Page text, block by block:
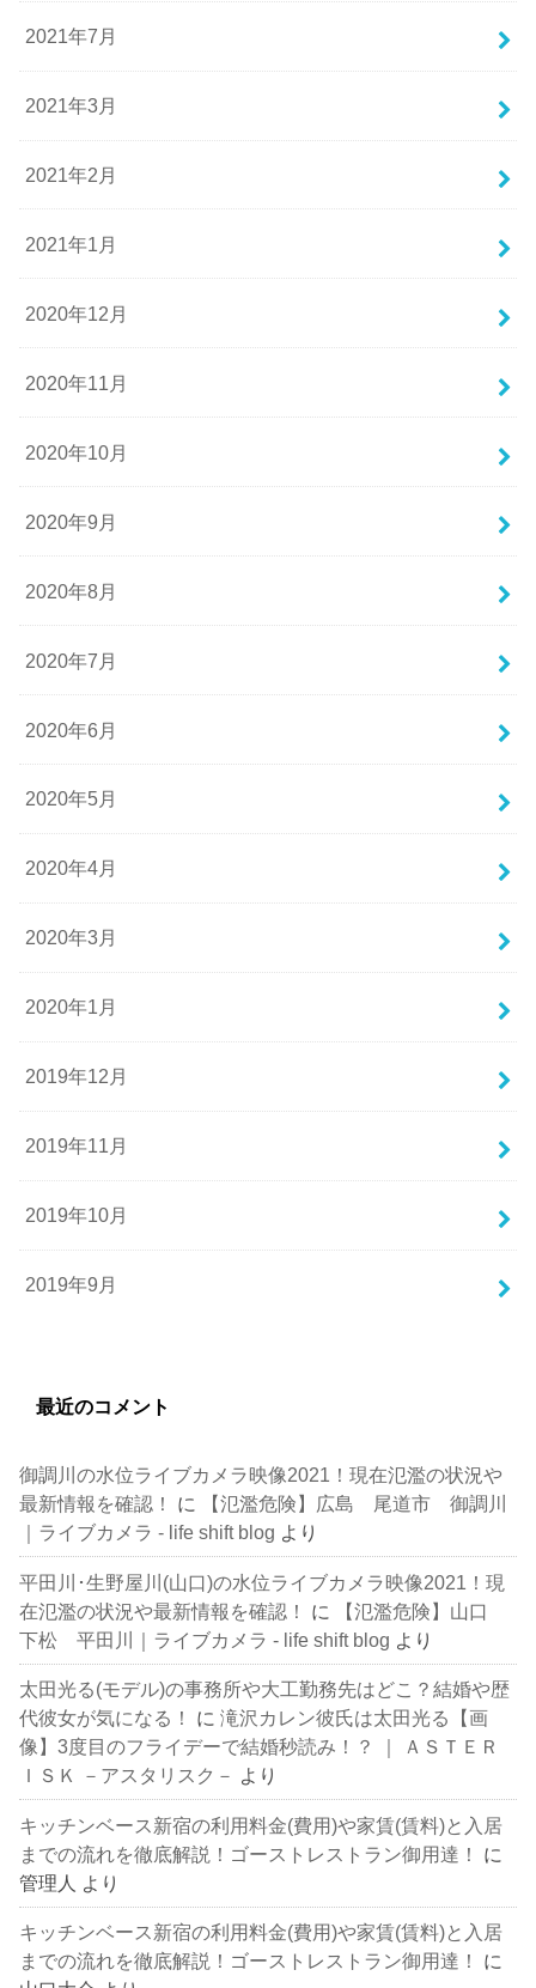
2021年7月
2021年3月
2021年2月
2021年1月
2020年12月
2020年11月
2020年10月
2020年9月
2020年8月
2020年7月
2020年6月
2020年5月
2020年4月
2020年3月
2020年1月
2019年12月
2019年11月
2019年10月
2019年9月
最近のコメント
御調川の水位ライブカメラ映像2021！現在氾濫の状況や
最新情報を確認！
に
【氾濫危険】広島 尾道市 御調川
｜ライブカメラ - life shift blog より
平田川･生野屋川(山口)の水位ライブカメラ映像2021！現
在氾濫の状況や最新情報を確認！
に
【氾濫危険】山口
下松 平田川｜ライブカメラ - life shift blog より
太田光る(モデル)の事務所や大工勤務先はどこ？結婚や歴
代彼女が気になる！
に滝沢カレン彼氏は太田光る【画
像】3度目のフライデーで結婚秒読み！？ ｜ ＡＳＴＥＲ
ＩＳＫ －アスタリスク－ より
キッチンベース新宿の利用料金(費用)や家賃(賃料)と入居
までの流れを徹底解説！ゴーストレストラン御用達！
に
管理人 より
キッチンベース新宿の利用料金(費用)や家賃(賃料)と入居
までの流れを徹底解説！ゴーストレストラン御用達！
に